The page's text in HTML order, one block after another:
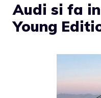
Audi si fa
Young